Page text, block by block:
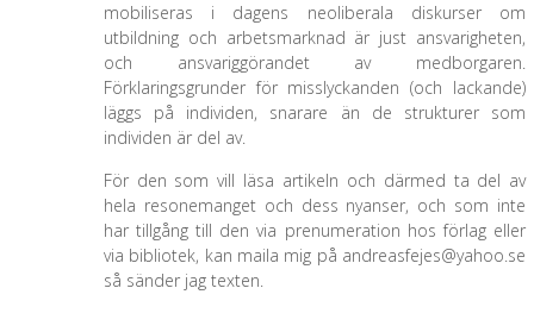
mobiliseras i dagens neoliberala diskurser om
utbildning och arbetsmarknad är just ansvarigheten,
och ansvariggörandet av medborgaren.
Förklaringsgrunder för misslyckanden (och lackande)
läggs på individen, snarare än de strukturer som
individen är del av.
För den som vill läsa artikeln och därmed ta del av
hela resonemanget och dess nyanser, och som inte
har tillgång till den via prenumeration hos förlag eller
via bibliotek, kan maila mig på andreasfejes@yahoo.se
så sänder jag texten.